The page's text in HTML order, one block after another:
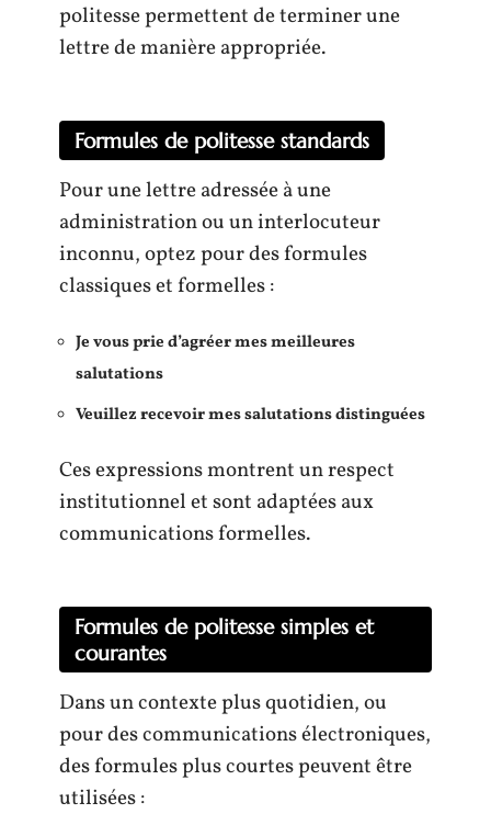
politesse permettent de terminer une
lettre de manière appropriée.
Formules de politesse standards
Pour une lettre adressée à une
administration ou un interlocuteur
inconnu, optez pour des formules
classiques et formelles :
Je vous prie d’agréer mes meilleures
salutations
Veuillez recevoir mes salutations distinguées
Ces expressions montrent un respect
institutionnel et sont adaptées aux
communications formelles.
Formules de politesse simples et
courantes
Dans un contexte plus quotidien, ou
pour des communications électroniques,
des formules plus courtes peuvent être
utilisées :